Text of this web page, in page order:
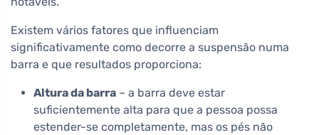
Existem vários fatores que influenciam
significativamente como decorre a suspensão numa
barra e que resultados proporciona:
Altura da barra – a barra deve estar
suficientemente alta para que a pessoa possa
estender-se completamente, mas os pés não